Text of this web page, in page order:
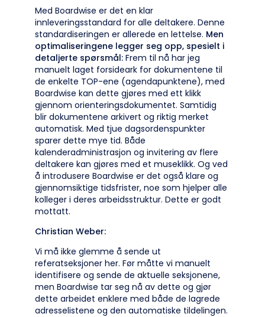
Med Boardwise er det en klar
innleveringsstandard for alle deltakere. Denne
standardiseringen er allerede en lettelse. Men
optimaliseringene legger seg opp, spesielt i
detaljerte spørsmål: Frem til nå har jeg
manuelt laget forsideark for dokumentene til
de enkelte TOP-ene (agendapunktene), med
Boardwise kan dette gjøres med ett klikk
gjennom orienteringsdokumentet. Samtidig
blir dokumentene arkivert og riktig merket
automatisk. Med tjue dagsordenspunkter
sparer dette mye tid. Både
kalenderadministrasjon og invitering av flere
deltakere kan gjøres med et museklikk. Og ved
å introdusere Boardwise er det også klare og
gjennomsiktige tidsfrister, noe som hjelper alle
kolleger i deres arbeidsstruktur. Dette er godt
mottatt.
Christian Weber:
Vi må ikke glemme å sende ut
referatseksjoner her. Før måtte vi manuelt
identifisere og sende de aktuelle seksjonene,
men Boardwise tar seg nå av dette og gjør
dette arbeidet enklere med både de lagrede
adresselistene og den automatiske tildelingen.